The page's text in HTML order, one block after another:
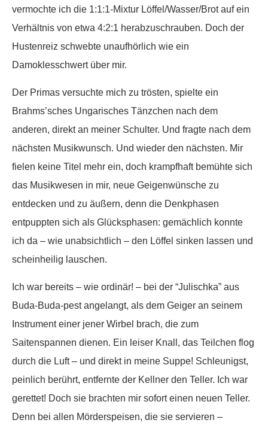
vermochte ich die 1:1:1-Mixtur Löffel/Wasser/Brot auf ein
Verhältnis von etwa 4:2:1 herabzuschrauben. Doch der
Hustenreiz schwebte unaufhörlich wie ein
Damoklesschwert über mir.
Der Primas versuchte mich zu trösten, spielte ein
Brahms’sches Ungarisches Tänzchen nach dem
anderen, direkt an meiner Schulter. Und fragte nach dem
nächsten Musikwunsch. Und wieder den nächsten. Mir
fielen keine Titel mehr ein, doch krampfhaft bemühte sich
das Musikwesen in mir, neue Geigenwünsche zu
entdecken und zu äußern, denn die Denkphasen
entpuppten sich als Glücksphasen: gemächlich konnte
ich da – wie unabsichtlich – den Löffel sinken lassen und
scheinheilig lauschen.
Ich war bereits – wie ordinär! – bei der “Julischka” aus
Buda-Buda-pest angelangt, als dem Geiger an seinem
Instrument einer jener Wirbel brach, die zum
Saitenspannen dienen. Ein leiser Knall, das Teilchen flog
durch die Luft – und direkt in meine Suppe! Schleunigst,
peinlich berührt, entfernte der Kellner den Teller. Ich war
gerettet! Doch sie brachten mir sofort einen neuen Teller.
Denn bei allen Mörderspeisen, die sie servieren –